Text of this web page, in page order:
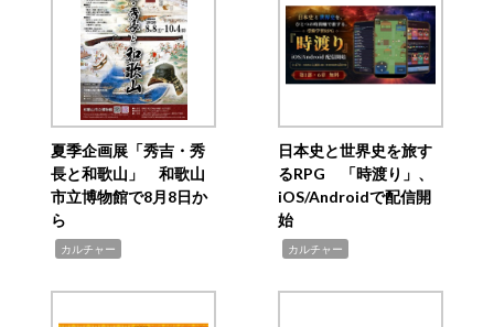
夏季企画展「秀吉・秀
長と和歌山」 和歌山
市立博物館で8月8日か
ら
カルチャー
日本史と世界史を旅す
るRPG 「時渡り」、
iOS/Androidで配信開
始
カルチャー